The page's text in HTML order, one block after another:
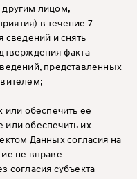
другим лицом,
в течение 7
сведений и снять
факта
представленных
или обеспечить ее
обеспечить их
Данных согласия на
не вправе
согласия субъекта